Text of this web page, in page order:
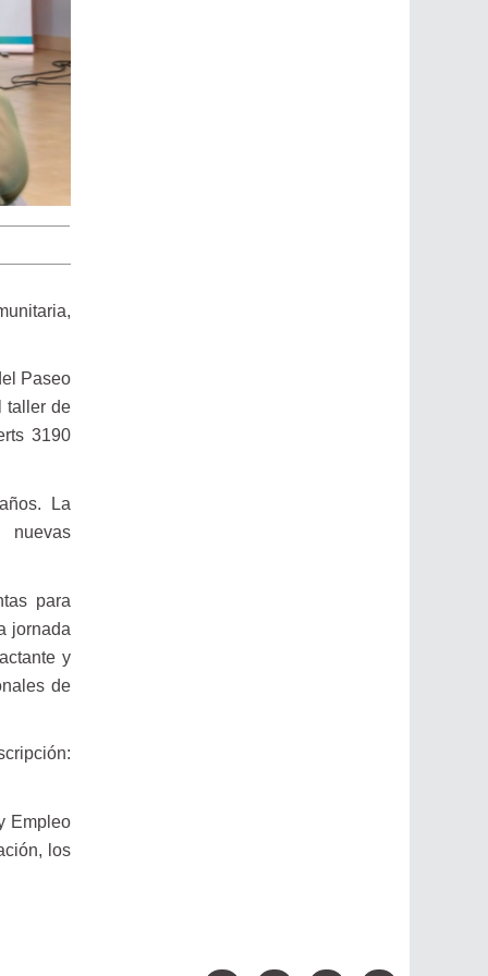
Paseo
taller de
3190
La
nuevas
para
jornada
y
de
Empleo
los